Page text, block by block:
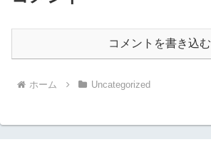
コメントを書き込む
ホーム Uncategorized